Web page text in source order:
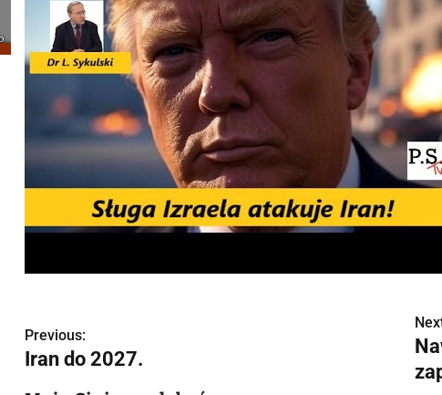
N
a
Previous:
Iran do 2027.